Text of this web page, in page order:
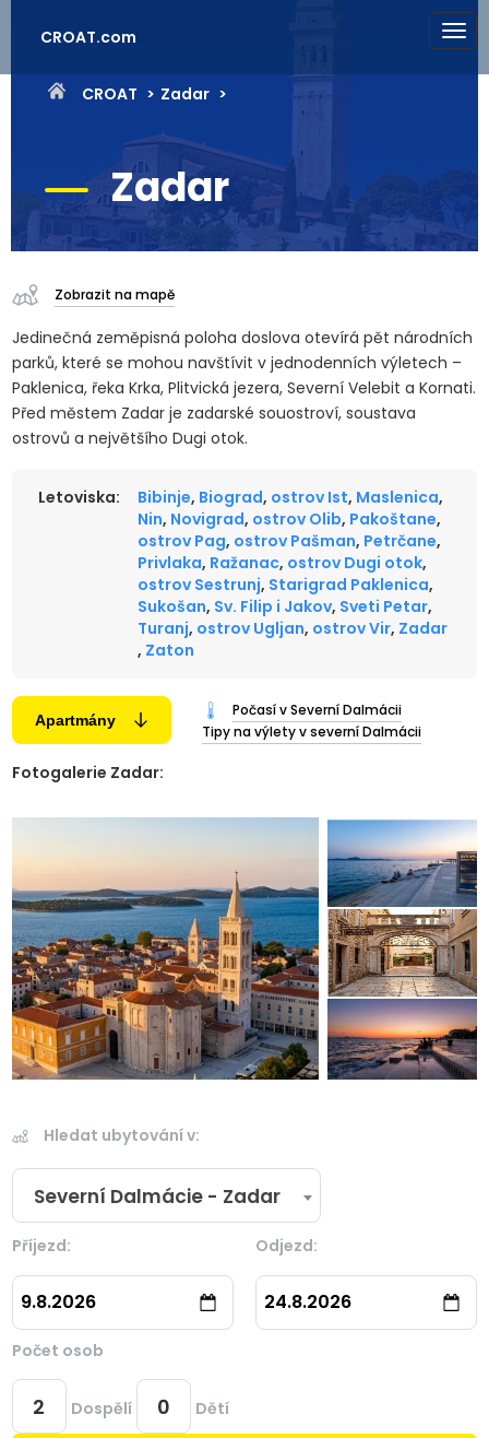
CROAT.com
CROAT Zadar
Zadar
Zobrazit na mapě
Jedinečná zeměpisná poloha doslova otevírá pět národních
parků, které se mohou navštívit v jednodenních výletech –
Paklenica, řeka Krka, Plitvická jezera, Severní Velebit a Kornati.
Před městem Zadar je zadarské souostroví, soustava
ostrovů a největšího Dugi otok.
Letoviska: Bibinje, Biograd, ostrov Ist, Maslenica,
Nin, Novigrad, ostrov Olib, Pakoštane,
ostrov Pag, ostrov Pašman, Petrčane,
Privlaka, Ražanac, ostrov Dugi otok,
ostrov Sestrunj, Starigrad Paklenica,
Sukošan, Sv. Filip i Jakov, Sveti Petar,
Turanj, ostrov Ugljan, ostrov Vir, Zadar
, Zaton
Apartmány
Počasí v Severní Dalmácii
Tipy na výlety v severní Dalmácii
Fotogalerie Zadar:
Hledat ubytování v:
Severní Dalmácie - Zadar
Příjezd:
9.8.2026
Odjezd:
24.8.2026
Počet osob
Dospělí Dětí